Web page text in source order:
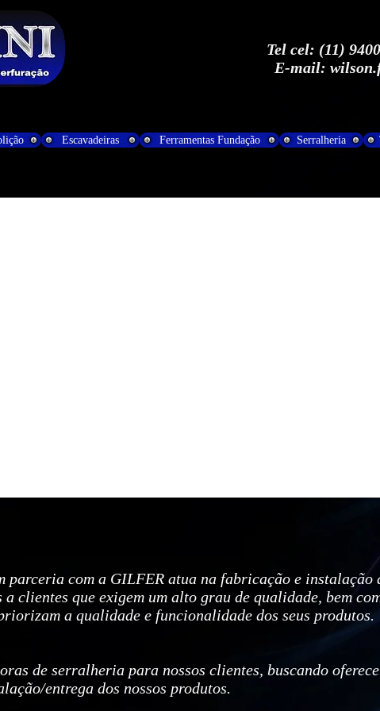
Tel cel: (11)
E-mail:
Escavadeiras Ferramentas Fundação Serralheria
parceria com a GILFER atua na fabricação e instalação
clientes que exigem um alto grau de qualidade, bem
a qualidade e funcionalidade dos seus produtos.
de serralheria para nossos clientes, buscando
entrega dos nossos produtos.